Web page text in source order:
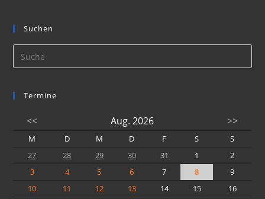
Suchen
Termine
<< Aug. 2026 >>
M D M D F S
S
27
28 29 30 31 1
2
3
4 5 6 7 8
9
10
11 12 13 14 15
16